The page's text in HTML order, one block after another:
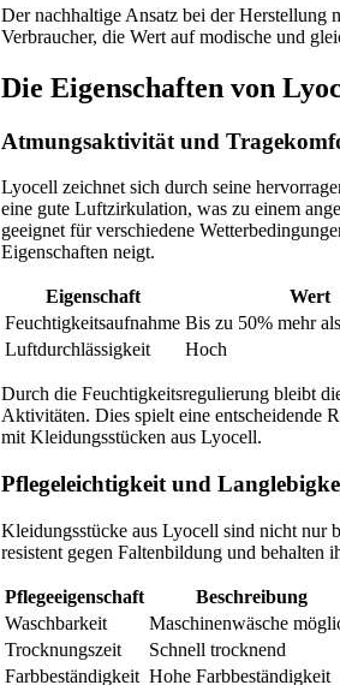
Der nachhaltige Ansatz bei der Herstellung
Verbraucher, die Wert auf modische und
Die Eigenschaften von
Atmungsaktivität und
Lyocell zeichnet sich durch seine
eine gute Luftzirkulation, was zu einem
geeignet für verschiedene
Eigenschaften neigt.
Eigenschaft
Wert
Feuchtigkeitsaufnahme Bis zu 50% mehr
Luftdurchlässigkeit
Hoch
Durch die Feuchtigkeitsregulierung bleibt
Aktivitäten. Dies spielt eine entscheidende
mit Kleidungsstücken aus Lyocell.
Pflegeleichtigkeit und
Kleidungsstücke aus Lyocell sind nicht nur
resistent gegen Faltenbildung und behalten
Pflegeeigenschaft
Beschreibung
Waschbarkeit
Maschinenwäsche
Trocknungszeit
Schnell trocknend
Farbbeständigkeit Hohe Farbbeständigkeit